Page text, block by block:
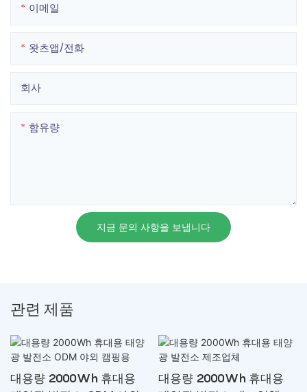
이메일
왓츠앱/전화
회사
함유량
지금 문의 사항을 보냅니다
관련 제품
대용량 2000Wh 휴대용
대용량 2000Wh 휴대용